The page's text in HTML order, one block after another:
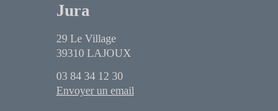
Jura
29 Le Village
39310 LAJOUX
03 84 34 12 30
Envoyer un email